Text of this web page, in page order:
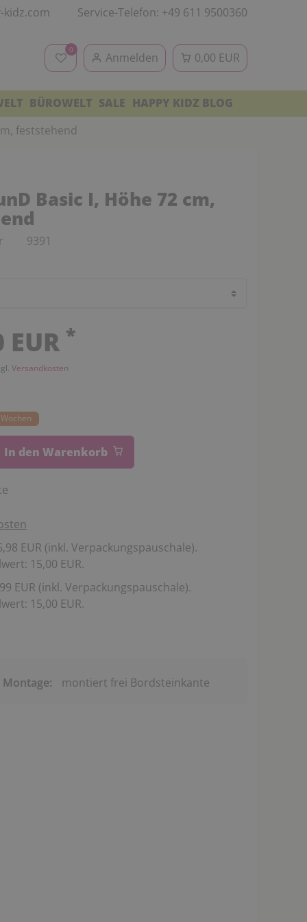
kidz.com Service-Telefon: +49 611 9500360
0
Anmelden 0,00 EUR
BÜROWELT SALE HAPPY KIDZ BLOG
feststehend
Basic I, Höhe 72 cm,
9391
EUR *
Versandkosten
In den Warenkorb
EUR (inkl. Verpackungspauschale).
15,00 EUR.
EUR (inkl. Verpackungspauschale).
15,00 EUR.
montiert frei Bordsteinkante